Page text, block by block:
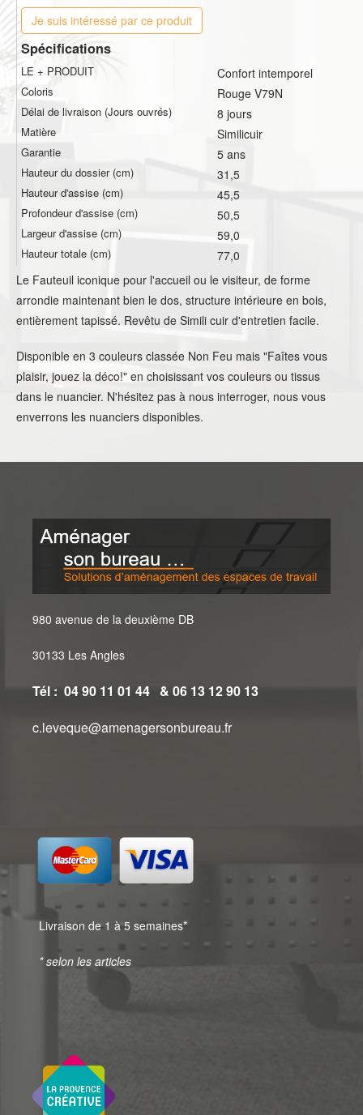
Je suis intéressé par ce produit
Spécifications
LE + PRODUIT Confort intemporel
Coloris Rouge V79N
Délai de livraison (Jours ouvrés) 8 jours
Matière Similicuir
Garantie 5 ans
Hauteur du dossier (cm) 31,5
Hauteur d'assise (cm) 45,5
Profondeur d'assise (cm) 50,5
Largeur d'assise (cm) 59,0
Hauteur totale (cm)
77,0
Le Fauteuil iconique pour l'accueil ou le visiteur, de forme
arrondie maintenant bien le dos, structure intérieure en bois,
entièrement tapissé. Revêtu de Simili cuir d'entretien facile.
Disponible en 3 couleurs classée Non Feu mais "Faîtes vous
plaisir, jouez la déco!" en choisissant vos couleurs ou tissus
dans le nuancier. N'hésitez pas à nous interroger, nous vous
enverrons les nuanciers disponibles.
980 avenue de la deuxième DB
30133 Les Angles
Tél : 04 90 11 01 44 & 06 13 12 90 13
c.leveque@amenagersonbureau.fr
Livraison de 1 à 5 semaines*
* selon les articles